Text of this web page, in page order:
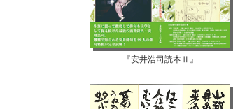
『安井浩司読本Ⅱ』